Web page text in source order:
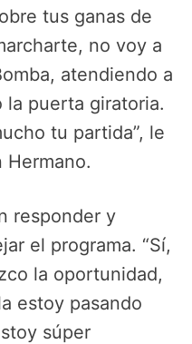
tus ganas de
no voy a
atendiendo a
puerta giratoria.
tu partida”, le
Hermano.
responder y
el programa. “Sí,
la oportunidad,
estoy pasando
súper